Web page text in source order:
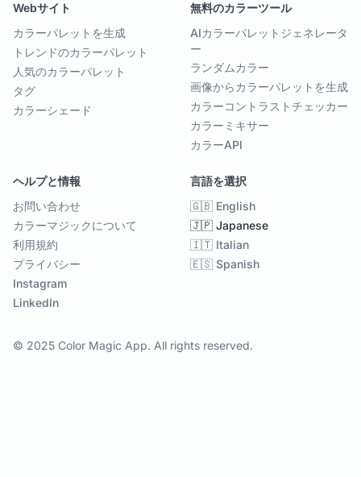
Webサイト
カラーパレットを生成
トレンドのカラーパレット
人気のカラーパレット
タグ
カラーシェード
無料のカラーツール
AIカラーパレットジェネレータ
ー
ランダムカラー
画像からカラーパレットを生成
カラーコントラストチェッカー
カラーミキサー
カラーAPI
ヘルプと情報
お問い合わせ
カラーマジックについて
利用規約
プライバシー
Instagram
LinkedIn
言語を選択
🇬🇧 English
🇯🇵 Japanese
🇮🇹 Italian
🇪🇸 Spanish
© 2025 Color Magic App. All rights reserved.